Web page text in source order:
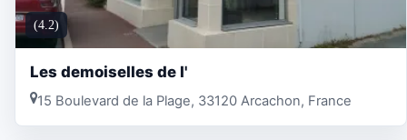
(4.2)
Les demoiselles de l'
15 Boulevard de la Plage, 33120 Arcachon, France